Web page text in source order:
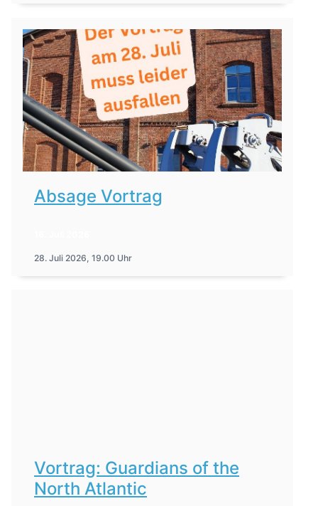
Absage Vortrag
28. Juli 2026, 19.00 Uhr
Vortrag: Guardians of the
North Atlantic